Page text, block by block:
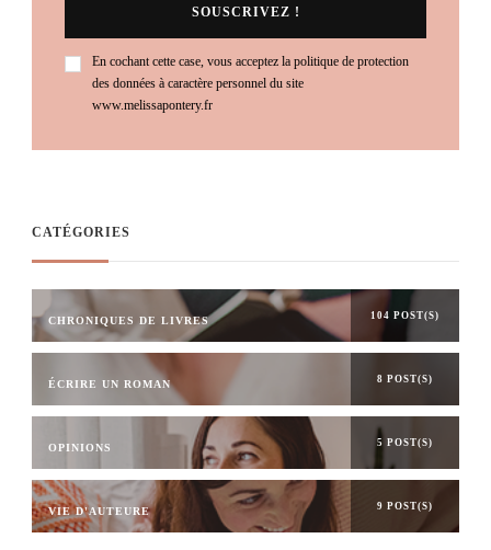
En cochant cette case, vous acceptez la politique de protection
des données à caractère personnel du site
www.melissapontery.fr
CATÉGORIES
CHRONIQUES DE LIVRES 104 POST(S)
ÉCRIRE UN ROMAN 8 POST(S)
OPINIONS 5 POST(S)
VIE D'AUTEURE 9 POST(S)